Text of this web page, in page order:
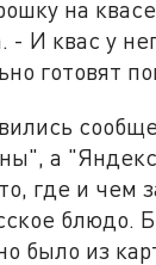
на
- И квас у
готовят
а
где и чем
блюдо.
было из